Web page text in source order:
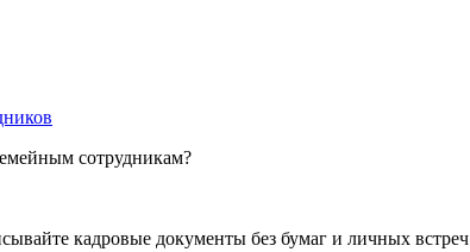
сотрудникам?
кадровые документы без бумаг и личных встреч